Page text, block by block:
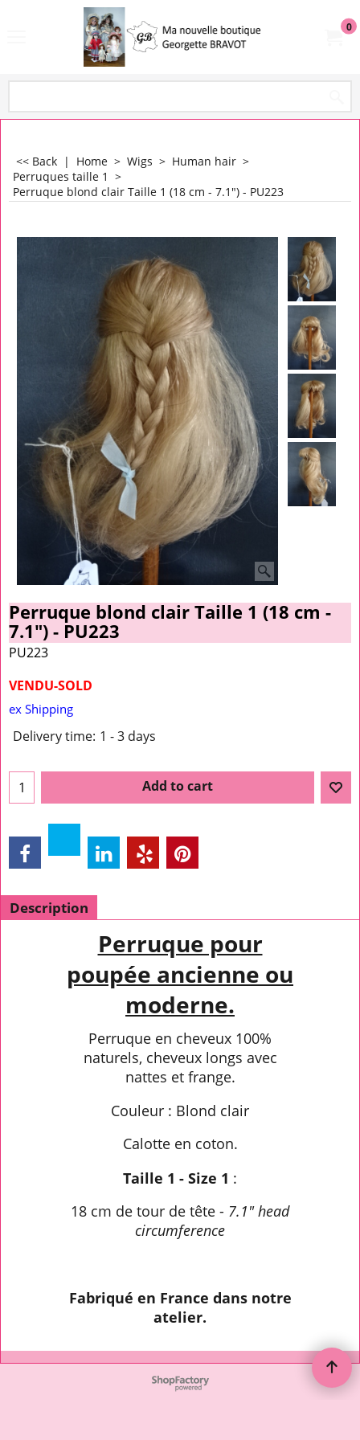
0
<< Back | Home > Wigs > Human hair >
Perruques taille 1 >
Perruque blond clair Taille 1 (18 cm - 7.1") - PU223
Perruque blond clair Taille 1 (18 cm -
7.1") - PU223
PU223
VENDU-SOLD
ex Shipping
Delivery time: 1 - 3 days
Add to cart
Description
Perruque pour
poupée ancienne ou
moderne.
Perruque en cheveux 100%
naturels, cheveux longs avec
nattes et frange.
Couleur : Blond clair
Calotte en coton.
Taille 1 - Size 1 :
18 cm de tour de tête - 7.1" head
circumference
Fabriqué en France dans notre
atelier.
To create online store ShopFactory eCommerce software was used.